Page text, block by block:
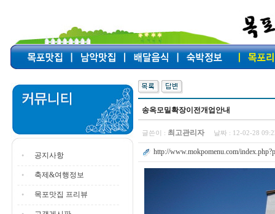
공지사항
축제&여행정보
목포맛집 프리뷰
송옥모밀확장이전개업안내
글쓴이 : 최고관리자 날짜 : 12-02-28
http://www.mokpomenu.com/